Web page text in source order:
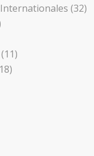
(32)
(11)